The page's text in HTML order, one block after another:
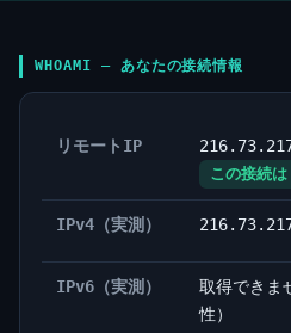
WHOAMI — あなたの接続情報
リモートIP
この接続
IPv4（実測）
IPv6（実測）
取得できま
性）